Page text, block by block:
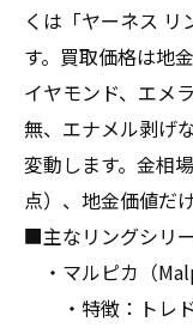
くは「ヤーネス リ
す。買取価格は地
イヤモンド、エメ
無、エナメル剥げ
変動します。金相
点）、地金価値だ
■主なリングシリ
・マルピカ（
・特徴：トレド